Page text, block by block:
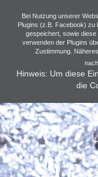
Bei Nutzung unserer
Plugins (z.B. Facebook) zu
gespeichert, sowie
verwenden der Plugins
Zustimmung.
Hinweis: Um diese
die